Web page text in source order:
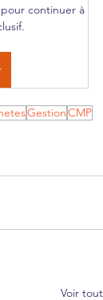
continuer à
GestionCMP
Voir tout